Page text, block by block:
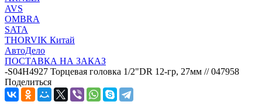
AVS
OMBRA
SATA
THORVIK Китай
АвтоДело
ПОСТАВКА НА ЗАКАЗ
-S04H4927 Торцевая головка 1/2"DR 12-гр, 27мм // 047958
Поделиться